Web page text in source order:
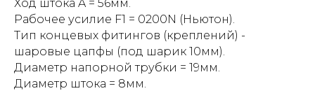
Ход штока A = 56мм.
Рабочее усилие F1 = 0200N (Ньютон).
Тип концевых фитингов (креплений) -
шаровые цапфы (под шарик 10мм).
Диаметр напорной трубки = 19мм.
Диаметр штока = 8мм.